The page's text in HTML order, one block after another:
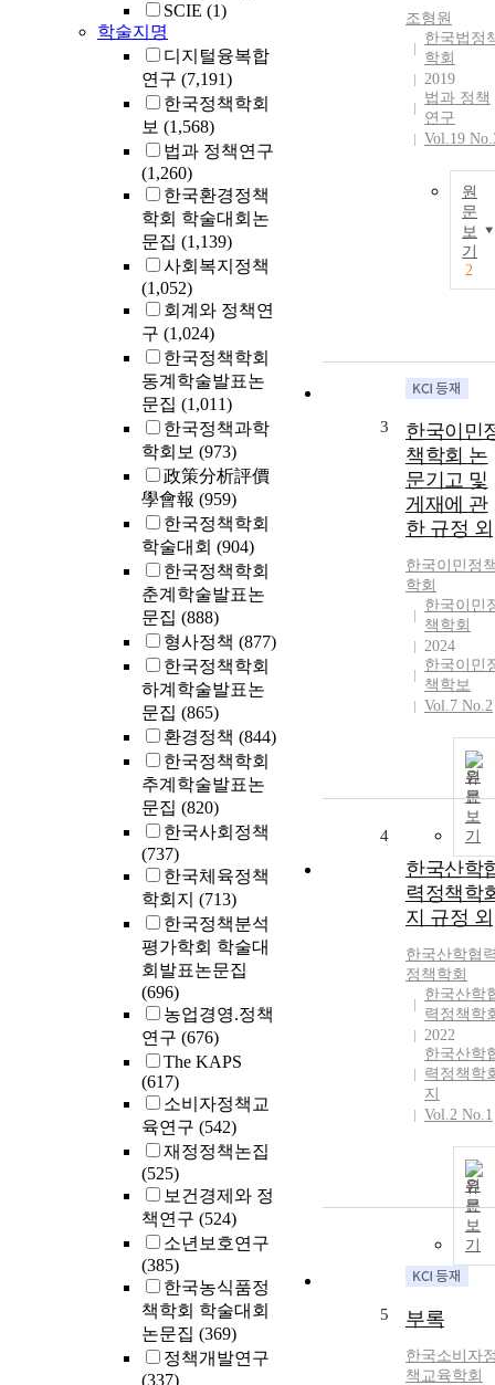
SCIE (1)
학술지명
디지털융복합
연구 (7,191)
한국정책학회
보 (1,568)
법과 정책연구
(1,260)
한국환경정책
학회 학술대회논
문집 (1,139)
사회복지정책
(1,052)
회계와 정책연
구 (1,024)
한국정책학회
동계학술발표논
문집 (1,011)
한국정책과학
학회보 (973)
政策分析評價
學會報 (959)
한국정책학회
학술대회 (904)
한국정책학회
춘계학술발표논
문집 (888)
형사정책 (877)
한국정책학회
하계학술발표논
문집 (865)
환경정책 (844)
한국정책학회
추계학술발표논
문집 (820)
한국사회정책
(737)
한국체육정책
학회지 (713)
한국정책분석
평가학회 학술대
회발표논문집
(696)
농업경영.정책
연구 (676)
The KAPS
(617)
소비자정책교
육연구 (542)
재정정책논집
(525)
보건경제와 정
책연구 (524)
소년보호연구
(385)
한국농식품정
책학회 학술대회
논문집 (369)
정책개발연구
(337)
조형원
한국법정
학회
2019
법과 정책
연구
Vol.19
원
문
보
기
2
3
한국이민
책학회 논
문기고 및
게재에 관
한 규정 외
한국이민정
학회
한국이민
책학회
2024
한국이민
책학보
Vol.7 No.2
원
문
보
기
4
한국산학
력정책학
지 규정 외
한국산학협
정책학회
한국산학
력정책학
2022
한국산학
력정책학
지
Vol.2 No.1
원
문
보
기
5 부록
한국소비자
책교육학회